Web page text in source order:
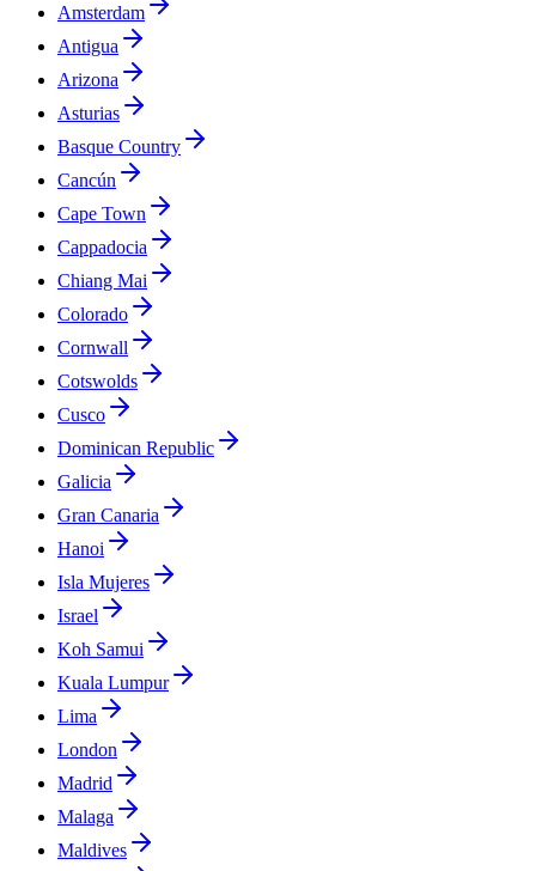
Amsterdam
Antigua
Arizona
Asturias
Basque Country
Cancún
Cape Town
Cappadocia
Chiang Mai
Colorado
Cornwall
Cotswolds
Cusco
Dominican Republic
Galicia
Gran Canaria
Hanoi
Isla Mujeres
Israel
Koh Samui
Kuala Lumpur
Lima
London
Madrid
Malaga
Maldives